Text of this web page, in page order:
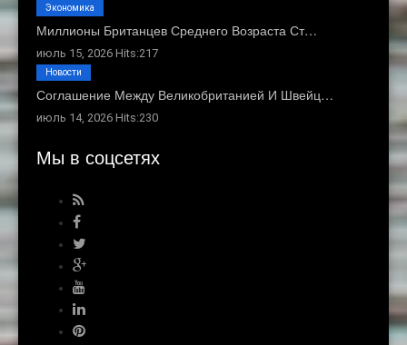
Миллионы Британцев Среднего Возраста Ст…
июль 15, 2026 Hits:217
Экономика
Соглашение Между Великобританией И Швейц…
июль 14, 2026 Hits:230
Новости
Мы в соцсетях